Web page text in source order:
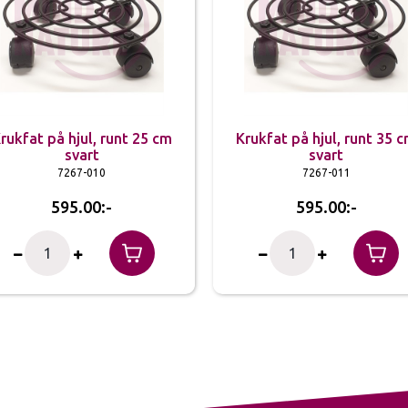
på hjul, runt 25 cm
svart
7267-010
595.00
Krukfat på hjul, runt 35
svart
7267-011
595.00